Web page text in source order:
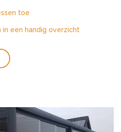
toe
in een handig overzicht